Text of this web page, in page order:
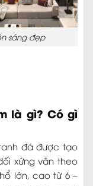
sáng đẹp
là gì? Có gì
đá được tạo
xứng vân theo
lớn, cao từ 6 –